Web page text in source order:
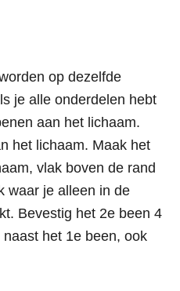
op dezelfde
je alle onderdelen hebt
aan het lichaam.
het lichaam. Maak het
vlak boven de rand
waar je alleen in de
Bevestig het 2e been 4
het 1e been, ook